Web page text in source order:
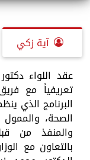
آية زكي
عقد اللواء
تعريفياً مع
البرنامج الذي
الصحة، والممول
والمنفذ من
بالتعاون مع